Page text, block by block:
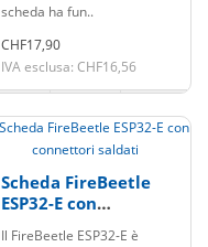
scheda ha fun..
CHF17,90
IVA esclusa: CHF16,56
Scheda FireBeetle
ESP32-E con
Il FireBeetle ESP32-E è